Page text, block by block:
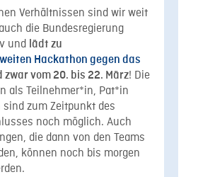
Verhältnissen sind wir weit
die Bundesregierung
und lädt zu
Hackathon gegen das
zwar vom 20. bis 22. März! Die
als Teilnehmer*in, Pat*in
sind zum Zeitpunkt des
noch möglich. Auch
die dann von den Teams
können noch bis morgen